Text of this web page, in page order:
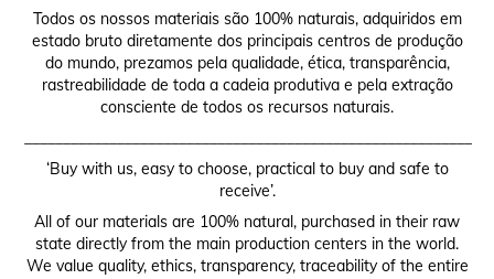
Todos os nossos materiais são 100% naturais, adquiridos em
estado bruto diretamente dos principais centros de produção
do mundo, prezamos pela qualidade, ética, transparência,
rastreabilidade de toda a cadeia produtiva e pela extração
consciente de todos os recursos naturais.
‘Buy with us, easy to choose, practical to buy and safe to
receive’.
All of our materials are 100% natural, purchased in their raw
state directly from the main production centers in the world.
We value quality, ethics, transparency, traceability of the entire